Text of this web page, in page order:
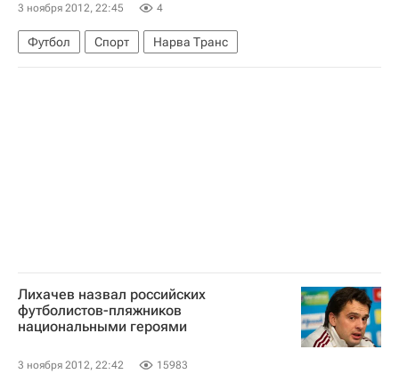
3 ноября 2012, 22:45 4
Футбол Спорт Нарва Транс
Лихачев назвал российских
футболистов-пляжников
национальными героями
3 ноября 2012, 22:42 15983